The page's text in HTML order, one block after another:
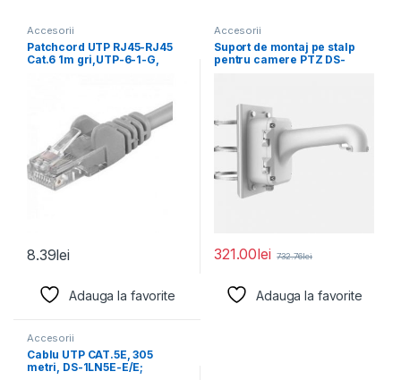
Accesorii
Patchcord UTP RJ45-RJ45
Cat.6 1m gri,UTP-6-1-G,
8.39lei
Adauga la favorite
Accesorii
Suport de montaj pe stalp
pentru camere PTZ DS-
321.00lei 732.76lei
Adauga la favorite
Accesorii
Cablu UTP CAT.5E, 305
metri, DS-1LN5E-E/E;